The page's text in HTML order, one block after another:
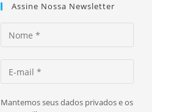
Assine Nossa Newsletter
Mantemos seus dados privados e os